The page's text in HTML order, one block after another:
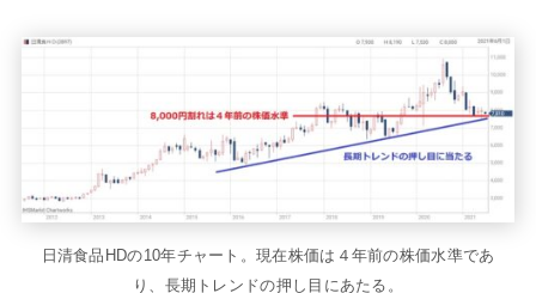
日清食品HDの10年チャート。現在株価は４年前の株価水準であ
り、長期トレンドの押し目にあたる。